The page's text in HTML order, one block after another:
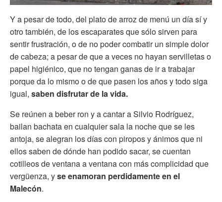
Y a pesar de todo, del plato de arroz de menú un día sí y
otro también, de los escaparates que sólo sirven para
sentir frustración, o de no poder combatir un simple dolor
de cabeza; a pesar de que a veces no hayan servilletas o
papel higiénico, que no tengan ganas de ir a trabajar
porque da lo mismo o de que pasen los años y todo siga
igual, saben disfrutar de la vida.
Se reúnen a beber ron y a cantar a Silvio Rodríguez,
bailan bachata en cualquier sala la noche que se les
antoja, se alegran los días con piropos y ánimos que ni
ellos saben de dónde han podido sacar, se cuentan
cotilleos de ventana a ventana con más complicidad que
vergüenza, yse enamoran perdidamente en el
Malecón.